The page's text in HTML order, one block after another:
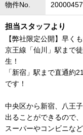
物件No.
担当スタッフより
【弊社限定公開】早く
京王線「仙川」駅まで
生！
「新宿」駅まで直通約
です！
中央区から新宿、八王
出ることができるので
スーパーやコンビニな